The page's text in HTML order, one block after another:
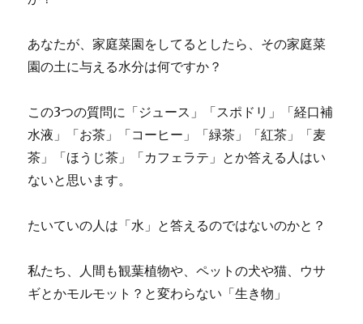
あなたが、家庭菜園をしてるとしたら、その家庭菜
園の土に与える水分は何ですか？
この3つの質問に「ジュース」「スポドリ」「経口補
水液」「お茶」「コーヒー」「緑茶」「紅茶」「麦
茶」「ほうじ茶」「カフェラテ」とか答える人はい
ないと思います。
たいていの人は「水」と答えるのではないのかと？
私たち、人間も観葉植物や、ペットの犬や猫、ウサ
ギとかモルモット？と変わらない「生き物」